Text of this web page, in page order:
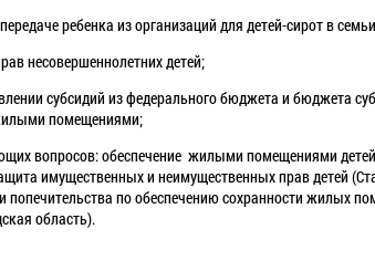
ребенка из организаций для детей-сирот в
несовершеннолетних детей;
субсидий из федерального бюджета и бюджета
помещениями;
вопросов: обеспечение жилыми помещениями
имущественных и неимущественных прав детей
попечительства по обеспечению сохранности жилых
область).